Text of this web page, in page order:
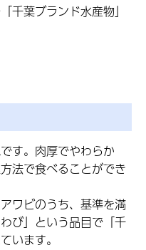
千葉ブランド水産物」
す。肉厚でやわらか
法で食べることができ
ワビのうち、基準を満
び」という品目で「千
います。